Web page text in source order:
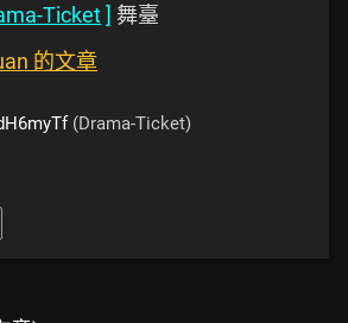
Ticket] 舞臺
的文章
(Drama-Ticket)